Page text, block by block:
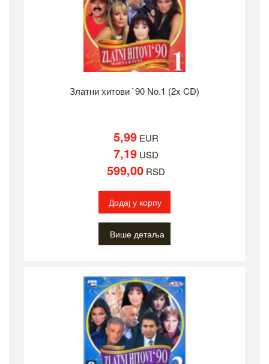
Златни хитови `90 No.1 (2x CD)
5,99 EUR
7,19 USD
599,00 RSD
Додај у корпу
Више детаља